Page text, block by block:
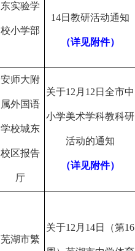
东实验学
校小学部
14日教研活动通知
（详见附件）
安师大附
属外国语
学校城东
校区报告
厅
关于12月 12日全市中
小学美术学科教科研
活动的通知
（详见附件）
芜湖市繁
关于12月 14日（第16